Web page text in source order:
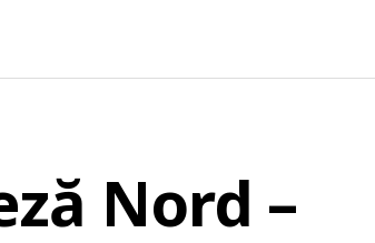
Nord –